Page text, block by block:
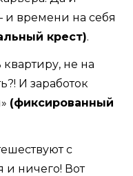
времени на себя
крест).
не на
И заработок
(фиксированный
с
и ничего! Вот